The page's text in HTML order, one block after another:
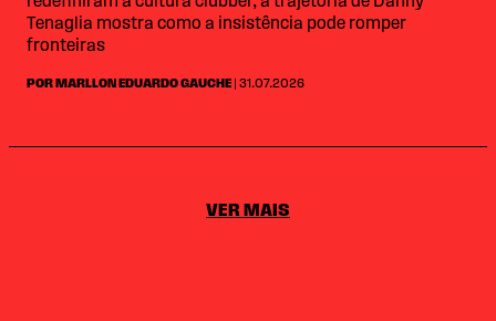
Tenaglia mostra como a insistência pode romper
fronteiras
POR MARLLON EDUARDO GAUCHE | 31.07.2026
VER MAIS